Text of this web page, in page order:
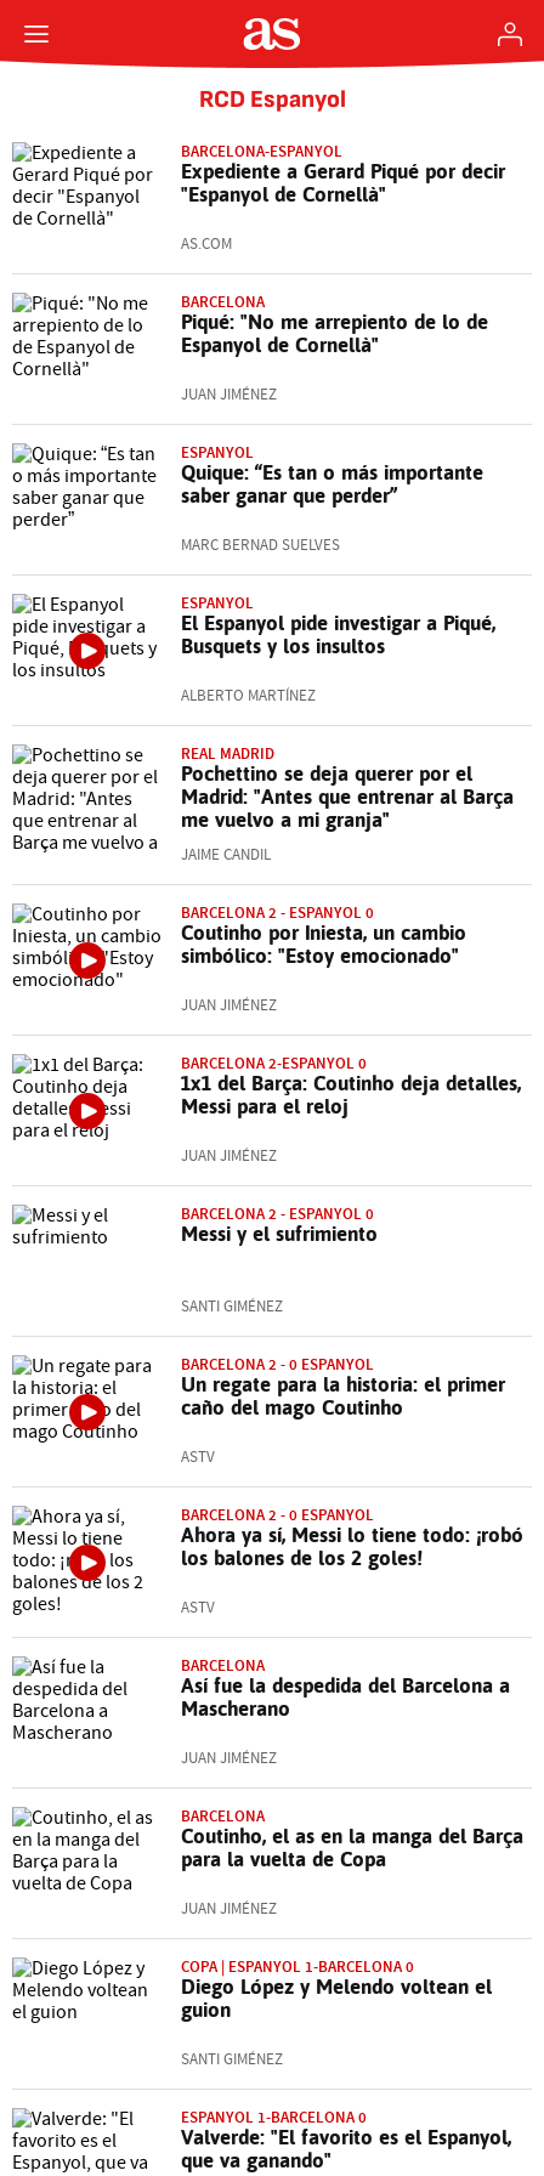
RCD Espanyol
BARCELONA-ESPANYOL
Expediente a Gerard Piqué por decir
"Espanyol de Cornellà"
AS.COM
BARCELONA
Piqué: "No me arrepiento de lo de
Espanyol de Cornellà"
JUAN JIMÉNEZ
ESPANYOL
Quique: “Es tan o más importante
saber ganar que perder”
MARC BERNAD SUELVES
ESPANYOL
El Espanyol pide investigar a Piqué,
Busquets y los insultos
ALBERTO MARTÍNEZ
REAL MADRID
Pochettino se deja querer por el
Madrid: "Antes que entrenar al Barça
me vuelvo a mi granja"
JAIME CANDIL
BARCELONA 2 - ESPANYOL 0
Coutinho por Iniesta, un cambio
simbólico: "Estoy emocionado"
JUAN JIMÉNEZ
BARCELONA 2-ESPANYOL 0
1x1 del Barça: Coutinho deja detalles,
Messi para el reloj
JUAN JIMÉNEZ
BARCELONA 2 - ESPANYOL 0
Messi y el sufrimiento
SANTI GIMÉNEZ
BARCELONA 2 - 0 ESPANYOL
Un regate para la historia: el primer
caño del mago Coutinho
ASTV
BARCELONA 2 - 0 ESPANYOL
Ahora ya sí, Messi lo tiene todo: ¡robó
los balones de los 2 goles!
ASTV
BARCELONA
Así fue la despedida del Barcelona a
Mascherano
JUAN JIMÉNEZ
BARCELONA
Coutinho, el as en la manga del Barça
para la vuelta de Copa
JUAN JIMÉNEZ
COPA | ESPANYOL 1-BARCELONA 0
Diego López y Melendo voltean el
guion
SANTI GIMÉNEZ
ESPANYOL 1-BARCELONA 0
Valverde: "El favorito es el Espanyol,
que va ganando"